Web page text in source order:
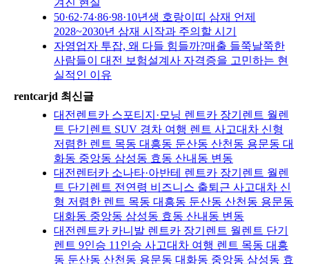
50·62·74·86·98·10년생 호랑이띠 삼재 언제
2028~2030년 삼재 시작과 주의할 시기
자영업자 투잡, 왜 다들 힘들까?매출 들쭉날쭉한
사람들이 대전 보험설계사 자격증을 고민하는 현
실적인 이유
rentcarjd 최신글
대전렌트카 스포티지·모닝 렌트카 장기렌트 월렌
트 단기렌트 SUV 경차 여행 렌트 사고대차 신형
저렴한 렌트 목동 대흥동 둔산동 산천동 용문동 대
화동 중앙동 삼성동 효동 산내동 변동
대전렌터카 소나타·아반테 렌트카 장기렌트 월렌
트 단기렌트 전연령 비즈니스 출퇴근 사고대차 신
형 저렴한 렌트 목동 대흥동 둔산동 산천동 용문동
대화동 중앙동 삼성동 효동 산내동 변동
대전렌트카 카니발 렌트카 장기렌트 월렌트 단기
렌트 9인승 11인승 사고대차 여행 렌트 목동 대흥
동 둔산동 산천동 용문동 대화동 중앙동 삼성동 효